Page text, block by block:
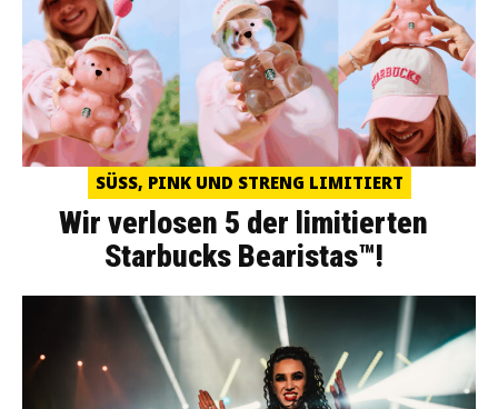
SÜSS, PINK UND STRENG LIMITIERT
Wir verlosen 5 der limitierten
Starbucks Bearistas™!